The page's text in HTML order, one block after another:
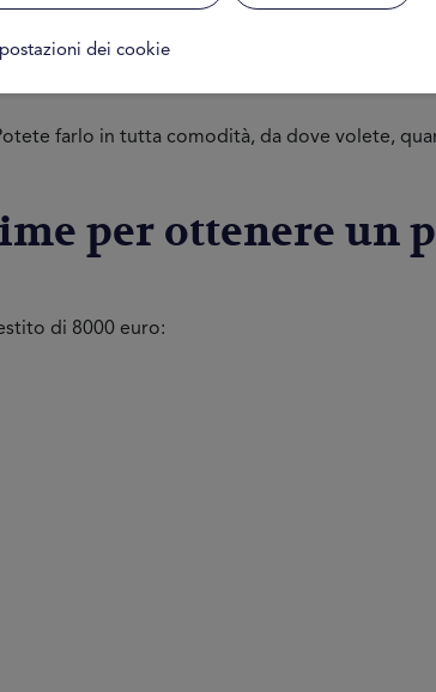
dei cookie
informazioniper mostrarvi le offerte
la vostraofferta per iniziare il percorso verso
farlo in tutta comodità, da dove volete,
per ottenere un
di 8000 euro: